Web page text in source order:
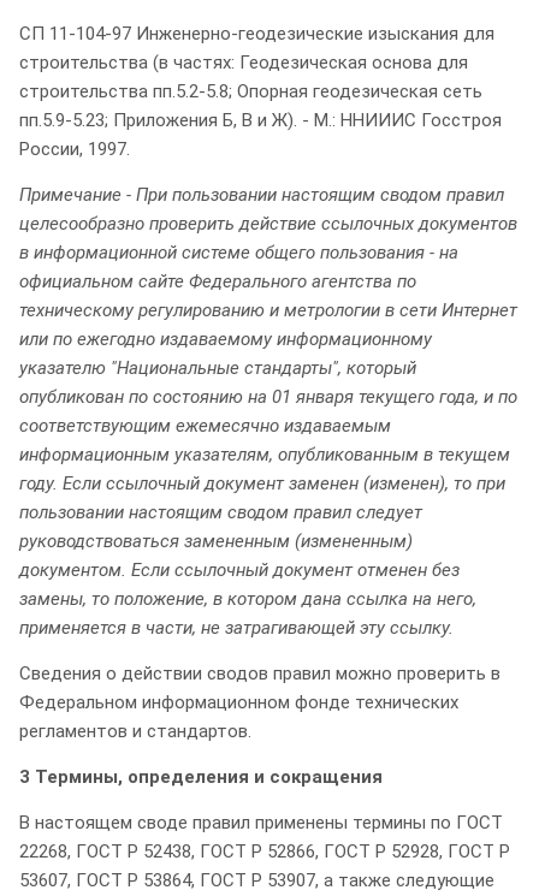
СП 11-104-97 Инженерно-геодезические изыскания для
строительства (в частях: Геодезическая основа для
строительства пп.5.2-5.8; Опорная геодезическая сеть
пп.5.9-5.23; Приложения Б, В и Ж). - М.: ННИИИС Госстроя
России, 1997.
Примечание - При пользовании настоящим сводом правил
целесообразно проверить действие ссылочных документов
в информационной системе общего пользования - на
официальном сайте Федерального агентства по
техническому регулированию и метрологии в сети Интернет
или по ежегодно издаваемому информационному
указателю "Национальные стандарты", который
опубликован по состоянию на 01 января текущего года, и по
соответствующим ежемесячно издаваемым
информационным указателям, опубликованным в текущем
году. Если ссылочный документ заменен (изменен), то при
пользовании настоящим сводом правил следует
руководствоваться замененным (измененным)
документом. Если ссылочный документ отменен без
замены, то положение, в котором дана ссылка на него,
применяется в части, не затрагивающей эту ссылку.
Сведения о действии сводов правил можно проверить в
Федеральном информационном фонде технических
регламентов и стандартов.
3 Термины, определения и сокращения
В настоящем своде правил применены термины по ГОСТ
22268, ГОСТ Р 52438, ГОСТ Р 52866, ГОСТ Р 52928, ГОСТ Р
53607, ГОСТ Р 53864, ГОСТ Р 53907, а также следующие